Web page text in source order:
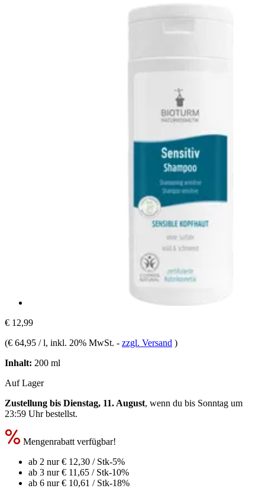
€ 12,99
(€ 64,95 / l, inkl. 20% MwSt. - zzgl. Versand )
Inhalt: 200 ml
Auf Lager
Zustellung bis Dienstag, 11. August, wenn du bis Sonntag um
23:59 Uhrbestellst.
Mengenrabatt verfügbar!
ab 2 nur€ 12,30 / Stk-5%
ab 3 nur€ 11,65 / Stk-10%
ab 6 nur€ 10,61 / Stk-18%